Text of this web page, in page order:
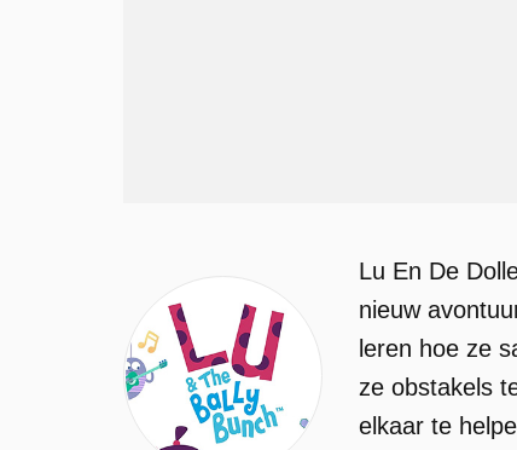
Lu En De
nieuw
leren hoe ze
ze obstakels
elkaar te